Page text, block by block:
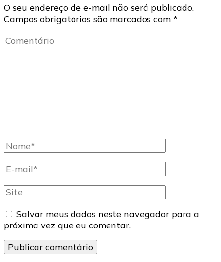
O seu endereço de e-mail não será publicado.
Campos obrigatórios são marcados com *
Comentário
Nome
completo
E-
mail
Site
Salvar meus dados neste navegador para a
próxima vez que eu comentar.